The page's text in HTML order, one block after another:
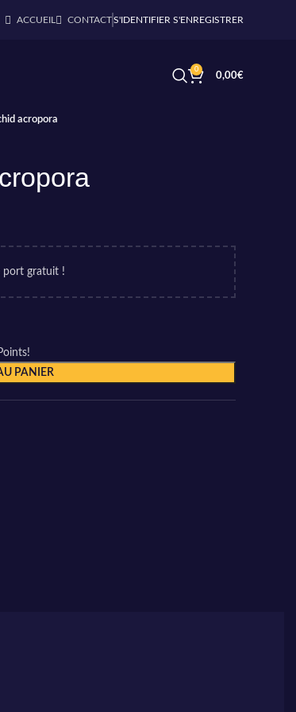
ACCUEIL CONTACTS'IDENTIFIER S'ENREGISTRER
0
0,00€
acropora
port gratuit !
PANIER